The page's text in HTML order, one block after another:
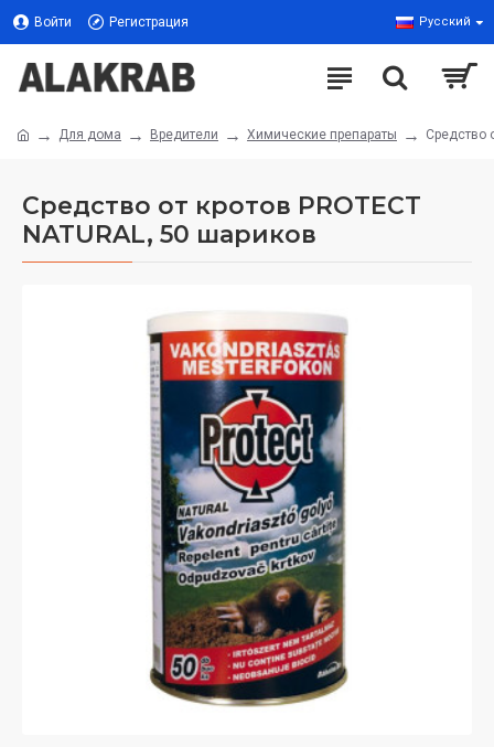
Войти Регистрация Русский
Для дома Вредители Химические препараты Средство
Средство от кротов PROTECT
NATURAL, 50 шариков